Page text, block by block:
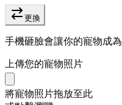
更換
手機砸臉會讓你的寵物成
上傳您的寵物照片
將寵物照片拖放至此